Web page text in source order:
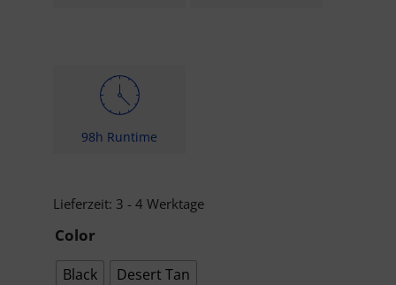
98h Runtime
Lieferzeit: 3 - 4 Werktage
Color
Black Desert Tan